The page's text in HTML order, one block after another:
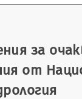
за
от